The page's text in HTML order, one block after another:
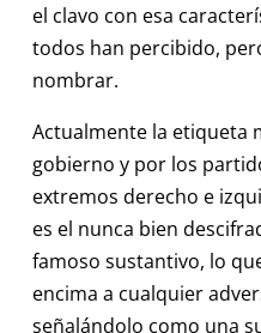
el clavo con esa
todos han percibido,
nombrar.
Actualmente la etiqueta
gobierno y por los
extremos derecho e
es el nunca bien
famoso sustantivo, lo
encima a cualquier
señalándolo como una